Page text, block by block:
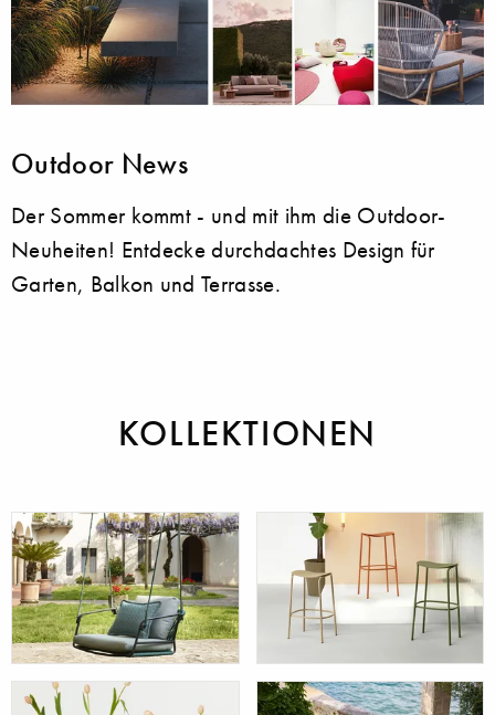
Outdoor News
Der Sommer kommt - und mit ihm die Outdoor-
Neuheiten! Entdecke durchdachtes Design für
Garten, Balkon und Terrasse.
KOLLEKTIONEN
HÄNGESESSEL HOCKER